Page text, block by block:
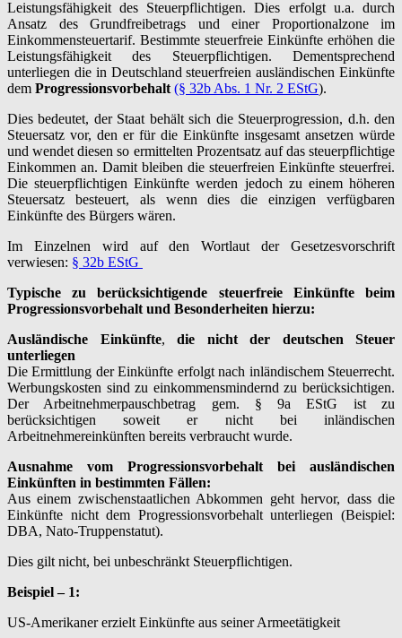
Leistungsfähigkeit des Steuerpflichtigen. Dies erfolgt u.a. durch
Ansatz des Grundfreibetrags und einer Proportionalzone im
Einkommen­steuertarif. Bestimmte steuerfreie Einkünfte erhöhen die
Leistungsfähigkeit des Steuerpflichtigen. Dementsprechend
unterliegen die in Deutschland steuerfreien ausländischen Einkünfte
dem Progressionsvorbehalt (§ 32b Abs. 1 Nr. 2 EStG).
Dies bedeutet, der Staat behält sich die Steuerprogression, d.h. den
Steuersatz vor, den er für die Einkünfte insgesamt ansetzen würde
und wendet diesen so ermittelten Prozentsatz auf das steuerpflichtige
Einkommen an. Damit bleiben die steuerfreien Einkünfte steuerfrei.
Die steuerpflichtigen Einkünfte werden jedoch zu einem höheren
Steuersatz besteuert, als wenn dies die einzigen verfügbaren
Einkünfte des Bürgers wären.
Im Einzelnen wird auf den Wortlaut der Gesetzesvorschrift
verwiesen: § 32b EStG
Typische zu berücksichtigende steuerfreie Einkünfte beim
Progressionsvorbehalt und Besonderheiten hierzu:
Ausländische Einkünfte, die nicht der deutschen Steuer
unterliegen
Die Ermittlung der Einkünfte erfolgt nach inländischem Steuerrecht.
Werbungskosten sind zu einkommensmindernd zu berücksichtigen.
Der Arbeitnehmerpauschbetrag gem. § 9a EStG ist zu
berücksichtigen soweit er nicht bei inländischen
Arbeitnehmereinkünften bereits verbraucht wurde.
Ausnahme vom Progressionsvorbehalt bei ausländischen
Einkünften in bestimmten Fällen:
Aus einem zwischenstaatlichen Abkommen geht hervor, dass die
Einkünfte nicht dem Progressionsvorbehalt unterliegen (Beispiel:
DBA, Nato-Truppenstatut).
Dies gilt nicht, bei unbeschränkt Steuerpflichtigen.
Beispiel – 1:
US-Amerikaner erzielt Einkünfte aus seiner Armeetätigkeit